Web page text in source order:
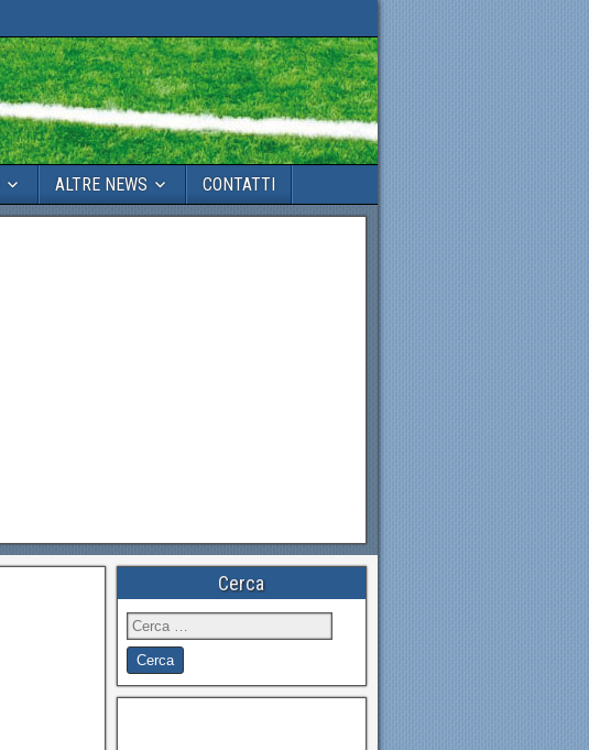
ALTRE NEWS CONTATTI
Cerca